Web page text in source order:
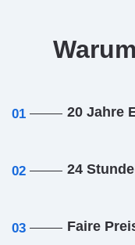
01 20 Jahre
02 24
03 Faire